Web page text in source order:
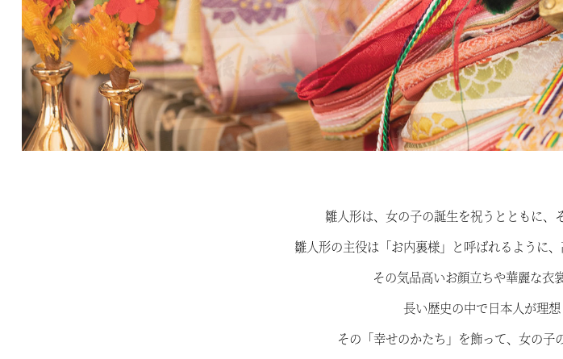
雛人形は、女の子の誕生を祝うとともに、
雛人形の主役は「お内裏様」と呼ばれるように、
その気品高いお顔立ちや華麗な衣裳
長い歴史の中で日本人が理想
その「幸せのかたち」を飾って、 女の子